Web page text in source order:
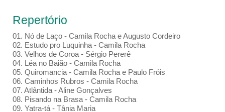
Repertório
01. Nó de Laço - Camila Rocha e Augusto Cordeiro
02. Estudo pro Luquinha - Camila Rocha
03. Velhos de Coroa - Sérgio Pererê
04. Léa no Baião - Camila Rocha
05. Quiromancia - Camila Rocha e Paulo Fróis
06. Caminhos Rubros - Camila Rocha
07. Atlântida - Aline Gonçalves
08. Pisando na Brasa - Camila Rocha
09. Yatra-tá - Tânia Maria